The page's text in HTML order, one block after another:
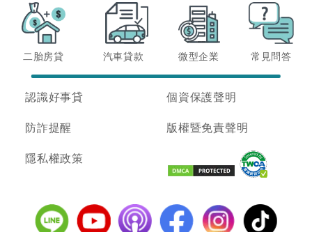
二胎房貸 汽車貸款 微型企業 常見問答
認識好事貸 個資保護聲明
防詐提醒 版權暨免責聲明
隱私權政策